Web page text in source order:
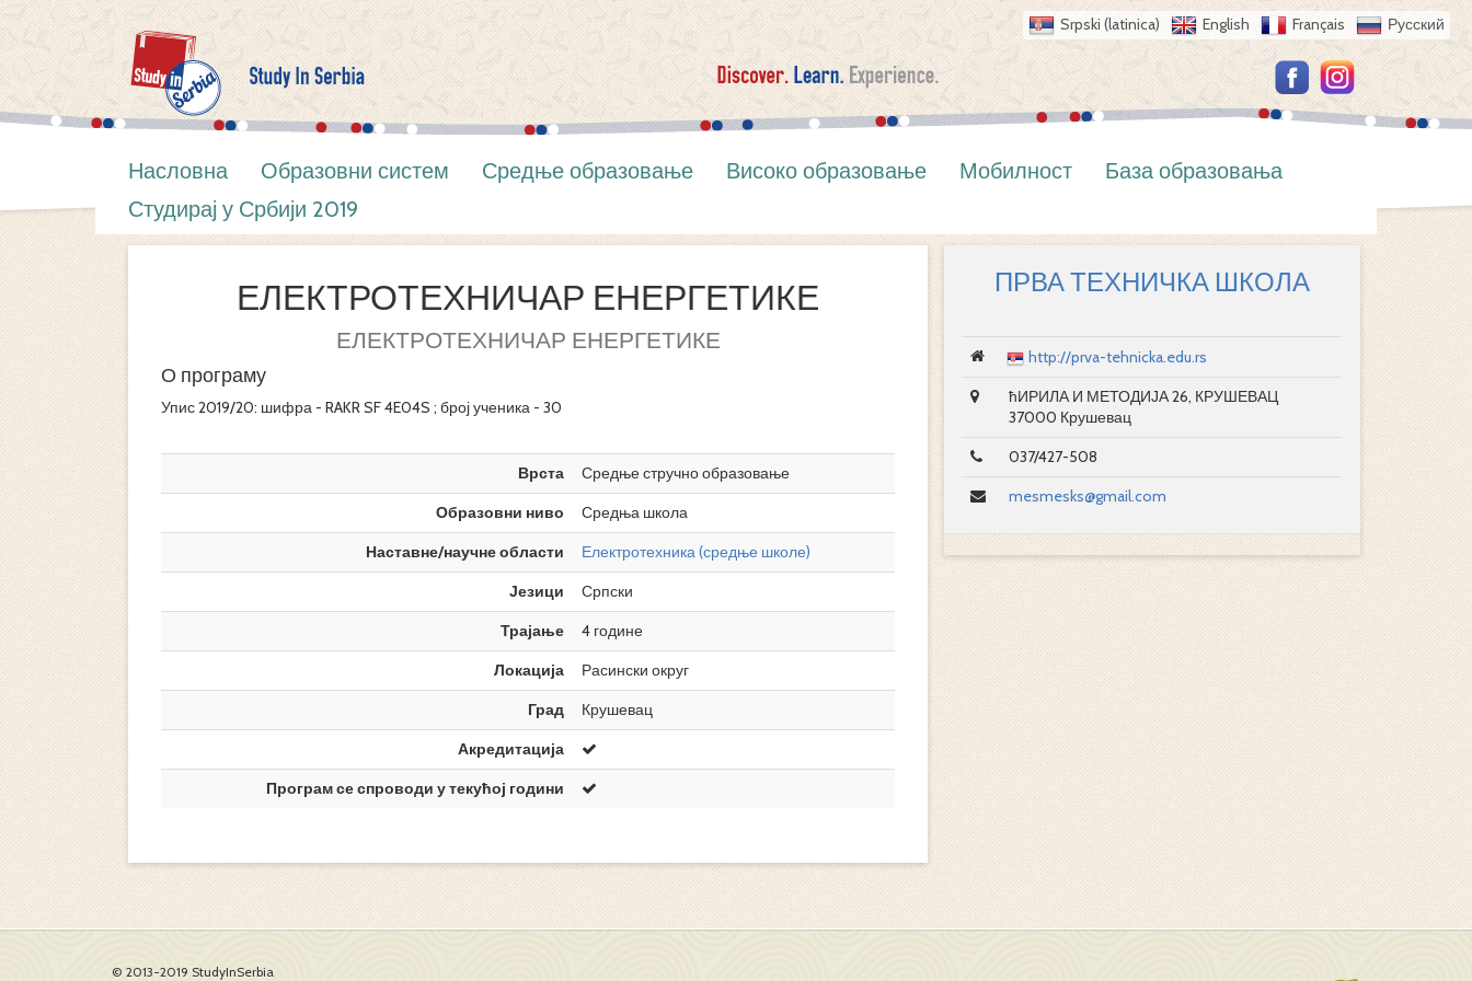
Srpski (latinica) English Français Русский
Насловна Образовни систем Средње образовање Високо образовање Мобилност
База образовања
Студирај у Србији 2019
ЕЛЕКТРОТЕХНИЧАР ЕНЕРГЕТИКЕ
ЕЛЕКТРОТЕХНИЧАР ЕНЕРГЕТИКЕ
О програму
Упис 2019/20: шифра - RAKR SF 4E04S ; број ученика - 30
Врста
Средње стручно образовање
Образовни ниво
Средња школа
Наставне/научне области
Електротехника (средње школе)
Језици
Српски
Трајање
4 године
Локација
Расински округ
Град
Крушевац
Акредитација
Програм се спроводи у текућој години
ПРВА ТЕХНИЧКА ШКОЛА
http://prva-tehnicka.edu.rs
ћИРИЛА И МЕТОДИЈА 26, КРУШЕВАЦ
37000 Крушевац
037/427-508
mesmesks@gmail.com
© 2013-2019 StudyInSerbia